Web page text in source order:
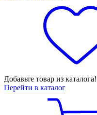
Добавьте товар из каталога!
Перейти в каталог